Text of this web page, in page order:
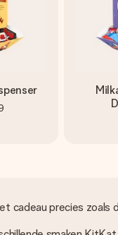
cadeau precies zoals